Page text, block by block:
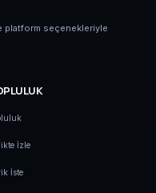
platform seçenekleriyle
İzle
İste